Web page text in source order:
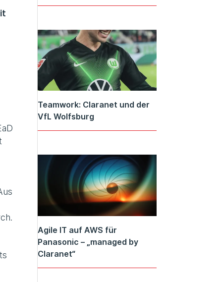
Teamwork: Claranet und der
VfL Wolfsburg
Agile IT auf AWS für
Panasonic – „managed by
Claranet“